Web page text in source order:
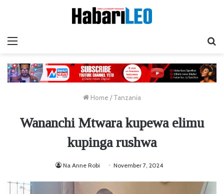
Home / Tanzania
Wananchi Mtwara kupewa elimu
kupinga rushwa
Na Anne Robi November 7, 2024